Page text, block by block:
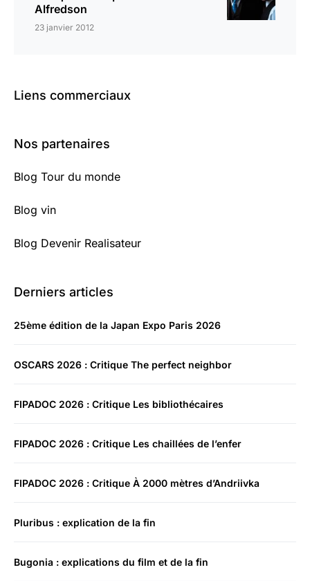
Alfredson
23 janvier 2012
Liens commerciaux
Nos partenaires
Blog Tour du monde
Blog vin
Blog Devenir Realisateur
Derniers articles
25ème édition de la Japan Expo Paris 2026
OSCARS 2026 : Critique The perfect neighbor
FIPADOC 2026 : Critique Les bibliothécaires
FIPADOC 2026 : Critique Les chaillées de l’enfer
FIPADOC 2026 : Critique À 2000 mètres d’Andriivka
Pluribus : explication de la fin
Bugonia : explications du film et de la fin